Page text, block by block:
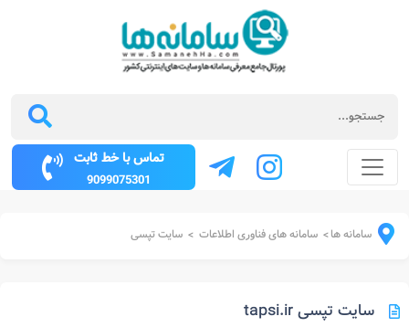
تماس با خط ثابت
9099075301
سامانه ها> سامانه های فناوری اطلاعات > سایت تپسی
سایت تپسی tapsi.ir